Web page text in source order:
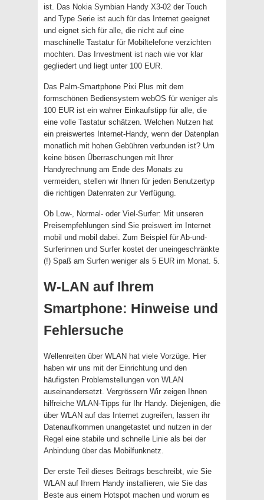
ist. Das Nokia Symbian Handy X3-02 der Touch
and Type Serie ist auch für das Internet geeignet
und eignet sich für alle, die nicht auf eine
maschinelle Tastatur für Mobiltelefone verzichten
mochten. Das Investment ist nach wie vor klar
gegliedert und liegt unter 100 EUR.
Das Palm-Smartphone Pixi Plus mit dem
formschönen Bediensystem webOS für weniger als
100 EUR ist ein wahrer Einkaufstipp für alle, die
eine volle Tastatur schätzen. Welchen Nutzen hat
ein preiswertes Internet-Handy, wenn der Datenplan
monatlich mit hohen Gebühren verbunden ist? Um
keine bösen Überraschungen mit Ihrer
Handyrechnung am Ende des Monats zu
vermeiden, stellen wir Ihnen für jeden Benutzertyp
die richtigen Datenraten zur Verfügung.
Ob Low-, Normal- oder Viel-Surfer: Mit unseren
Preisempfehlungen sind Sie preiswert im Internet
mobil und mobil dabei. Zum Beispiel für Ab-und-
Surferinnen und Surfer kostet der uneingeschränkte
(!) Spaß am Surfen weniger als 5 EUR im Monat. 5.
W-LAN auf Ihrem
Smartphone: Hinweise und
Fehlersuche
Wellenreiten über WLAN hat viele Vorzüge. Hier
haben wir uns mit der Einrichtung und den
häufigsten Problemstellungen von WLAN
auseinandersetzt. Vergrössern Wir zeigen Ihnen
hilfreiche WLAN-Tipps für Ihr Handy. Diejenigen, die
über WLAN auf das Internet zugreifen, lassen ihr
Datenaufkommen unangetastet und nutzen in der
Regel eine stabile und schnelle Linie als bei der
Anbindung über das Mobilfunknetz.
Der erste Teil dieses Beitrags beschreibt, wie Sie
WLAN auf Ihrem Handy installieren, wie Sie das
Beste aus einem Hotspot machen und worum es